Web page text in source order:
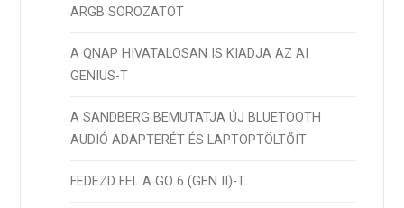
ARGB SOROZATOT
A QNAP HIVATALOSAN IS KIADJA AZ AI
GENIUS-T
A SANDBERG BEMUTATJA ÚJ BLUETOOTH
AUDIÓ ADAPTERÉT ÉS LAPTOPTÖLTŐIT
FEDEZD FEL A GO 6 (GEN II)-T